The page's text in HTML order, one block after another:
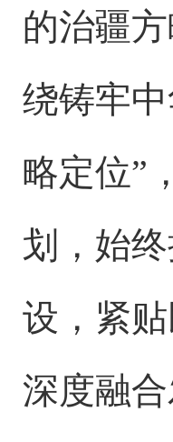
的治疆
绕铸牢
略定位”
划，始
设，紧
深度融